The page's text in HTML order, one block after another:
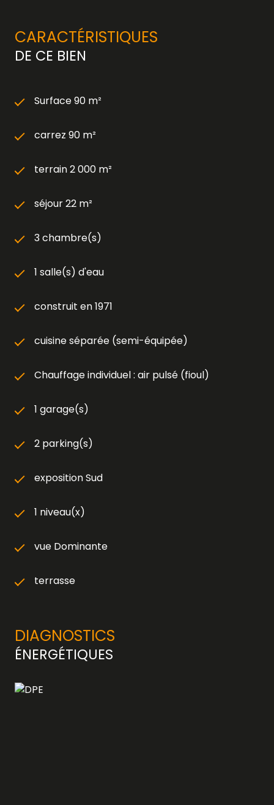
CARACTÉRISTIQUES
DE CE BIEN
Surface 90 m²
carrez 90 m²
terrain 2 000 m²
séjour 22 m²
3 chambre(s)
1 salle(s) d'eau
construit en 1971
cuisine séparée (semi-équipée)
Chauffage individuel : air pulsé (fioul)
1 garage(s)
2 parking(s)
exposition Sud
1 niveau(x)
vue Dominante
terrasse
DIAGNOSTICS
ÉNERGÉTIQUES